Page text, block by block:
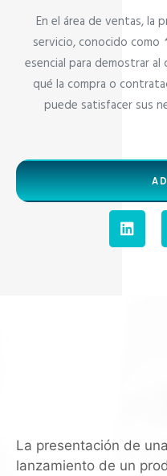
En el área de ventas, la
servicio, conocido como
esencial para demostrar
qué la compra o
puede satisfacer sus
La presentación de
lanzamiento de un